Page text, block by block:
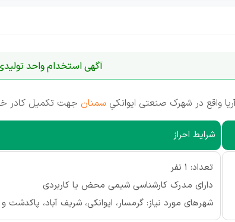
آگهی استخدام واحد
واقع در شهرک صنعتی ایوانکیِ سمنان جهت تکمیل کادر
شرایط احراز
تعداد: 1 نفر
دارای مدرک کارشناسی شیمی محض یا کاربردی
شهرهای مورد نیاز: گرمسار، ایوانکی، شریف آباد، پاکدشت